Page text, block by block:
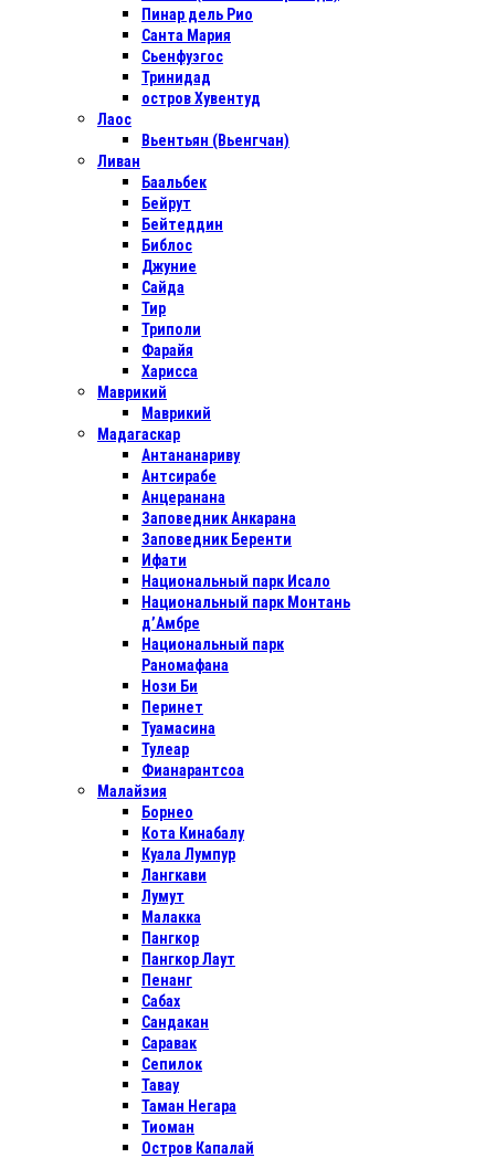
Пинар дель Рио
Санта Мария
Сьенфуэгос
Тринидад
остров Хувентуд
Лаос
Вьентьян (Вьенгчан)
Ливан
Баальбек
Бейрут
Бейтеддин
Библос
Джуние
Сайда
Тир
Триполи
Фарайя
Харисса
Маврикий
Маврикий
Мадагаскар
Антананариву
Антсирабе
Анцеранана
Заповедник Анкарана
Заповедник Беренти
Ифати
Национальный парк Исало
Национальный парк Монтань
д’Амбре
Национальный парк
Раномафана
Нози Би
Перинет
Туамасина
Тулеар
Фианарантсоа
Малайзия
Борнео
Кота Кинабалу
Куала Лумпур
Лангкави
Лумут
Малакка
Пангкор
Пангкор Лаут
Пенанг
Сабах
Сандакан
Саравак
Сепилок
Тавау
Таман Негара
Тиоман
Остров Капалай